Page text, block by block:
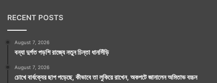
মিনিট থেকে ১১টা ৭ মিনিটের মধ্যে।
বারবেলা : বিকেল ২টো ৫১ মিনিট থেকে সূর্যাস্ত পর্যন্ত।
কালরাত্রি : রাত্রি ১১টা ৩৩ মিনিট থেকে ১২টা ৫৪ মিনিটের
RECENT POSTS
August 7, 2026
বন্যা দুর্গত পড়শি রাজ্যে নতুন চিন্তা ধানসিঁড়ি
August 7, 2026
চোখে বার্ধক্যের ছাপ পড়েছে, কীভাবে তা লুকিয়ে রাখেন, অকপটে জানালেন অমিতাভ বচ্চন